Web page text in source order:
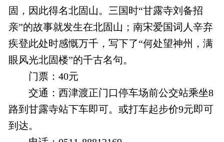
固，因此得名北固山。三国时“甘露寺刘备招
亲”的故事就发生在北固山；南宋爱国词人辛弃
疾登此处时感慨万千，写下了“何处望神州，满
眼风光北固楼”的千古名句。
门票：40元
交通：西津渡正门口停车场前公交站乘坐8
路到甘露寺站下车即可。或打车起步价9元即可
到达。